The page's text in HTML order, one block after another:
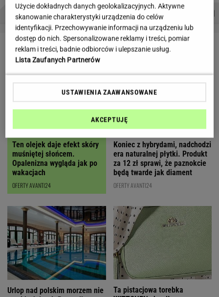
PROBLEMY POLSKICH SIATKARZY ZNAK Z '30' WISŁAWA SZYMBORSKA
LETNIE OKAZJE
Ten olejek daje efekt skóry
muśniętej słońcem.
Opalenizna wygląda jak po
wakacjach
OFERTY AVANTI24
Koniec z hybrydami, nadchodzi
era naturalnej płytki. Produkt
za 12 zł sprawi, że paznokcie
będą twarde jak diament
OFERTY AVANTI24
Urlop nad polskim morzem nie
Ta pistacjowa torebka
Użycie dokładnych danych geolokalizacyjnych. Aktywne
skanowanie charakterystyki urządzenia do celów
identyfikacji. Przechowywanie informacji na urządzeniu lub
dostęp do nich. Spersonalizowane reklamy i treści, pomiar
reklam i treści, badnie odbiorców i ulepszanie usług.
Lista Zaufanych Partnerów
USTAWIENIA ZAAWANSOWANE
AKCEPTUJĘ